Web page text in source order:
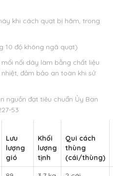
khi cách quạt bị hãm, trong
10 độ không ngã quạt)
nối dây làm bằng chất liệu
đảm bảo an toàn khi sử
nguồn đạt tiêu chuẩn Ủy Ban
53
Lưu
lượng
gió
Khối
lượng
tịnh
Qui cách
thùng
(cái/thùng)